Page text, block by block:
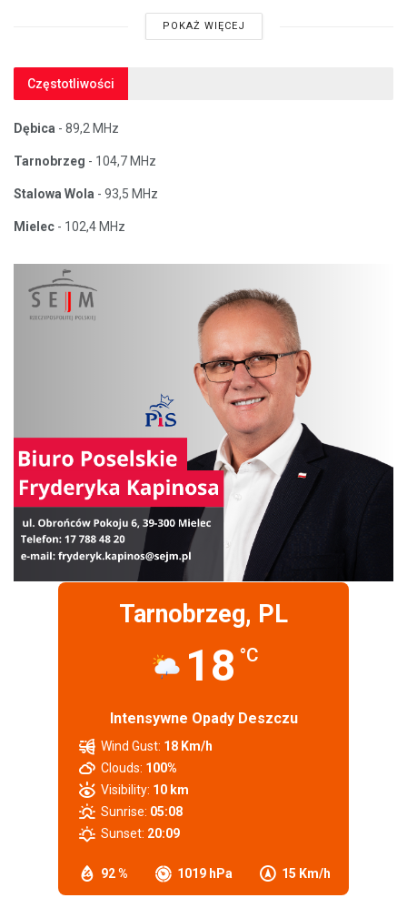
POKAŻ WIĘCEJ
Częstotliwości
Dębica - 89,2 MHz
Tarnobrzeg - 104,7 MHz
Stalowa Wola - 93,5 MHz
Mielec - 102,4 MHz
Tarnobrzeg, PL
18 °C
Intensywne Opady Deszczu
92 % 1019 hPa 15 Km/h
Wind Gust: 18 Km/h
Clouds: 100%
Visibility: 10 km
Sunrise: 05:08
Sunset: 20:09